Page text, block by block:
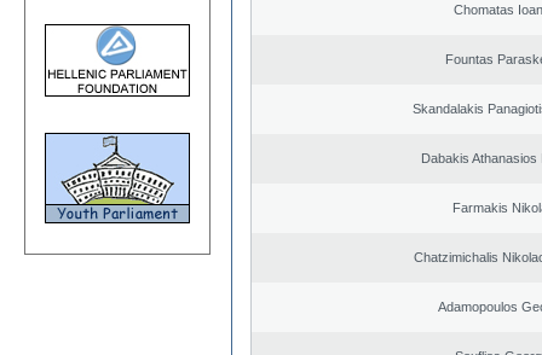
Chomatas
Fountas
Skandalakis
Dabakis Athanasios
Farmakis
Chatzimichalis
Adamopoulos